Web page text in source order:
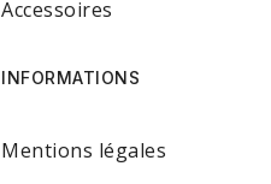
Accessoires
INFORMATIONS
Mentions légales